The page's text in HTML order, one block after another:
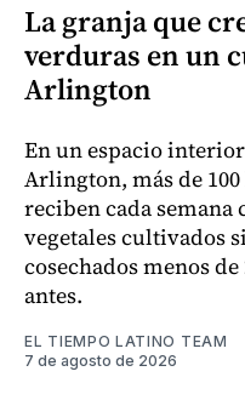
La granja que
verduras en un
Arlington
En un espacio
Arlington, más de
reciben cada semana
vegetales cultivados
cosechados menos de
antes.
EL TIEMPO LATINO TEAM
7 de agosto de 2026